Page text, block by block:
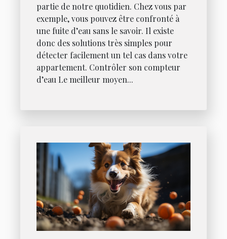
partie de notre quotidien. Chez vous par
exemple, vous pouvez être confronté à
une fuite d’eau sans le savoir. Il existe
donc des solutions très simples pour
détecter facilement un tel cas dans votre
appartement. Contrôler son compteur
d’eau Le meilleur moyen...